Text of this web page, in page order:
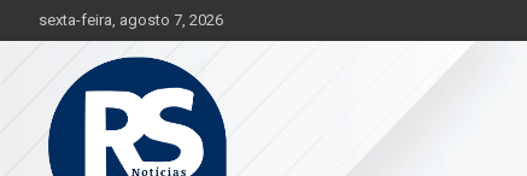
k
sexta-feira, agosto 7, 2026